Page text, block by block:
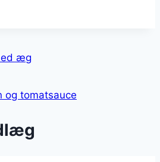
æg
og tomatsauce